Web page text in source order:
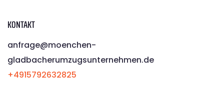
KONTAKT
anfrage@moenchen­
gladbacherumzugsunternehmen.de
+4915792632825